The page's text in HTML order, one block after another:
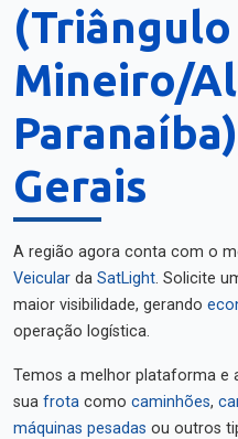
(Triângulo
Mineiro/
Gerais
A região agora conta com o
Veicular da SatLight. Solicite
maior visibilidade, gerando
operação logística.
Temos a melhor plataforma e
sua frota como caminhões,
máquinas pesadas ou outros